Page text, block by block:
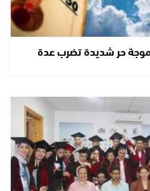
موجة حر شديدة تضرب عدة